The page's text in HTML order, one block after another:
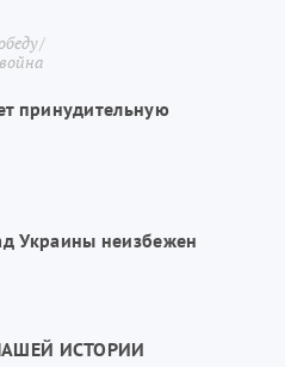
принудительную
Украины неизбежен
ИСТОРИИ